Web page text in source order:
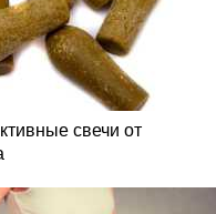
свечи от